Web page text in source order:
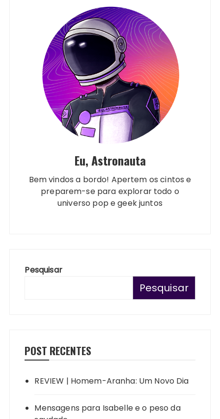
Eu, Astronauta
Bem vindos a bordo! Apertem os cintos e
preparem-se para explorar todo o
universo pop e geek juntos
Pesquisar
Pesquisar
POST RECENTES
REVIEW | Homem-Aranha: Um Novo Dia
Mensagens para Isabelle e o peso da